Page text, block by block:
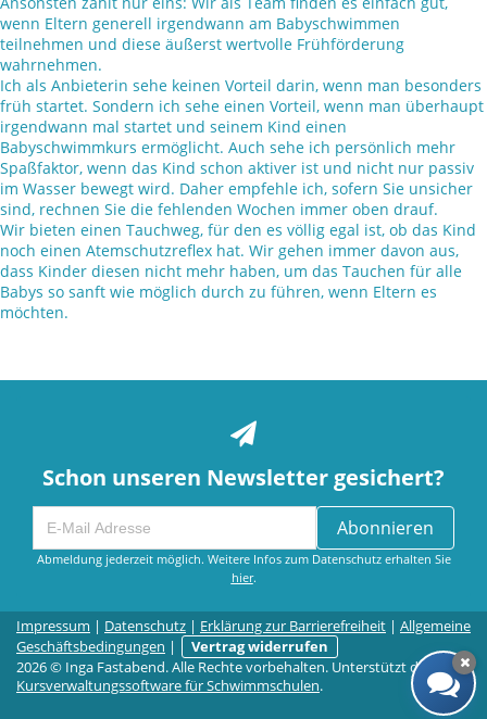
wenn Eltern generell irgendwann am Babyschwimmen
teilnehmen und diese äußerst wertvolle Frühförderung
wahrnehmen.
Ich als Anbieterin sehe keinen Vorteil darin, wenn man besonders
früh startet. Sondern ich sehe einen Vorteil, wenn man überhaupt
irgendwann mal startet und seinem Kind einen
Babyschwimmkurs ermöglicht. Auch sehe ich persönlich mehr
Spaßfaktor, wenn das Kind schon aktiver ist und nicht nur passiv
im Wasser bewegt wird. Daher empfehle ich, sofern Sie unsicher
sind, rechnen Sie die fehlenden Wochen immer oben drauf.
Wir bieten einen Tauchweg, für den es völlig egal ist, ob das Kind
noch einen Atemschutzreflex hat. Wir gehen immer davon aus,
dass Kinder diesen nicht mehr haben, um das Tauchen für alle
Babys so sanft wie möglich durch zu führen, wenn Eltern es
möchten.
Schon unseren Newsletter gesichert?
Abonnieren
Abmeldung jederzeit möglich. Weitere Infos zum Datenschutz erhalten Sie
hier.
Impressum | Datenschutz | Erklärung zur Barrierefreiheit | Allgemeine
Geschäftsbedingungen |
Vertrag widerrufen
2026 © Inga Fastabend. Alle Rechte vorbehalten. Unterstützt durch die
Kursverwaltungssoftware für Schwimmschulen.